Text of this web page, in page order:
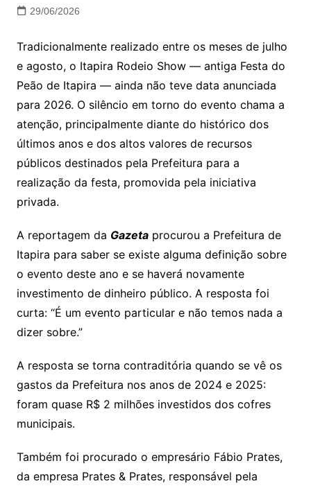
29/06/2026
Tradicionalmente realizado entre os meses de julho
e agosto, o Itapira Rodeio Show — antiga Festa do
Peão de Itapira — ainda não teve data anunciada
para 2026. O silêncio em torno do evento chama a
atenção, principalmente diante do histórico dos
últimos anos e dos altos valores de recursos
públicos destinados pela Prefeitura para a
realização da festa, promovida pela iniciativa
privada.
A reportagem da Gazetaprocurou a Prefeitura de
Itapira para saber se existe alguma definição sobre
o evento deste ano e se haverá novamente
investimento de dinheiro público. A resposta foi
curta: “É um evento particular e não temos nada a
dizer sobre.”
A resposta se torna contraditória quando se vê os
gastos da Prefeitura nos anos de 2024 e 2025:
foram quase R$ 2 milhões investidos dos cofres
municipais.
Também foi procurado o empresário Fábio Prates,
da empresa Prates & Prates, responsável pela